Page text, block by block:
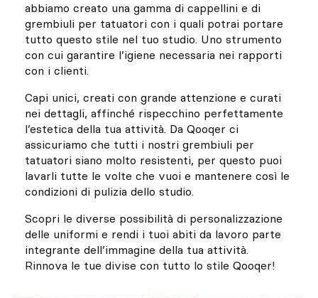
abbiamo creato una gamma di cappellini e di
grembiuli per tatuatori con i quali potrai portare
tutto questo stile nel tuo studio. Uno strumento
con cui garantire l’igiene necessaria nei rapporti
con i clienti.
Capi unici, creati con grande attenzione e curati
nei dettagli, affinché rispecchino perfettamente
l’estetica della tua attività. Da Qooqer ci
assicuriamo che tutti i nostri grembiuli per
tatuatori siano molto resistenti, per questo puoi
lavarli tutte le volte che vuoi e mantenere così le
condizioni di pulizia dello studio.
Scopri le diverse possibilità di personalizzazione
delle uniformi e rendi i tuoi abiti da lavoro parte
integrante dell’immagine della tua attività.
Rinnova le tue divise con tutto lo stile Qooqer!